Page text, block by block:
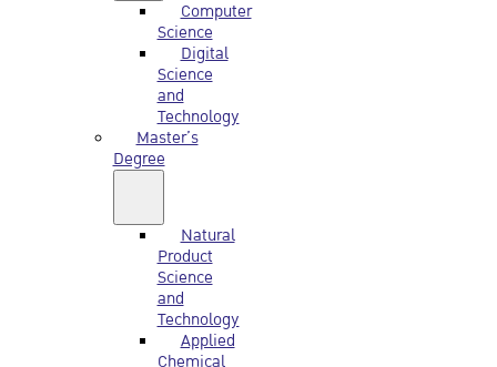
Computer
Science
Digital
Science
and
Technology
Master’s
Degree
Natural
Product
Science
and
Technology
Applied